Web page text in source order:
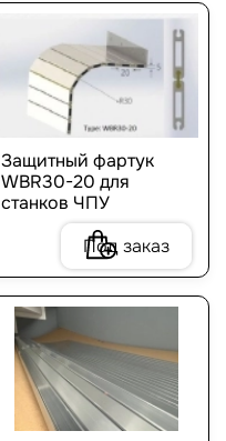
Защитный фартук
WBR30-20 для
станков ЧПУ
Под заказ